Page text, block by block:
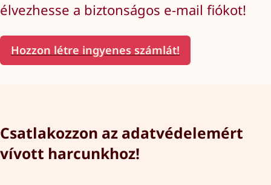
élvezhesse a biztonságos e-mail fiókot!
Hozzon létre ingyenes számlát!
Csatlakozzon az adatvédelemért
vívott harcunkhoz!